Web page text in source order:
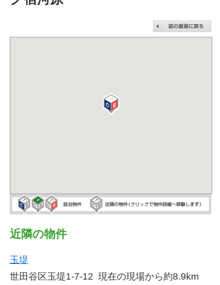
近隣の物件
玉堤
世田谷区玉堤1-7-12 現在の現場から約8.9km